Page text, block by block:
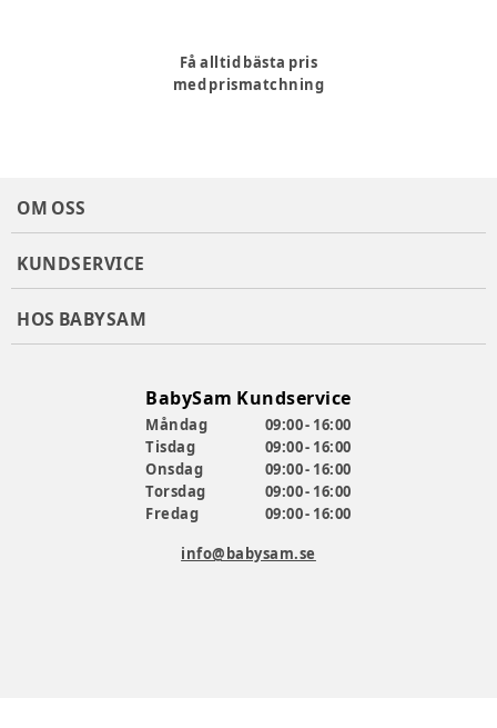
Få alltid bästa pris
med prismatchning
OM OSS
KUNDSERVICE
HOS BABYSAM
BabySam Kundservice
Måndag
09:00 - 16:00
Tisdag
09:00 - 16:00
Onsdag
09:00 - 16:00
Torsdag
09:00 - 16:00
Fredag
09:00 - 16:00
info@babysam.se